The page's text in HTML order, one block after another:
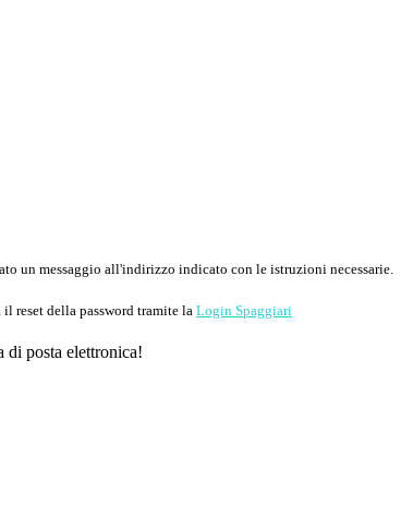
un messaggio all'indirizzo indicato con le istruzioni necessarie.
reset della password tramite la Login Spaggiari
di posta elettronica!